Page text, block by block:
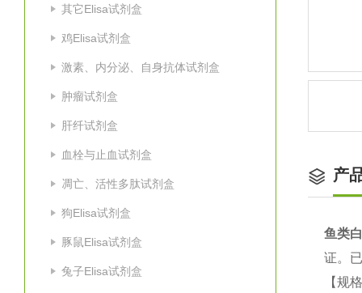
其它Elisa试剂盒
鸡Elisa试剂盒
激素、内分泌、自身抗体试剂盒
肿瘤试剂盒
肝纤试剂盒
血栓与止血试剂盒
凋亡、活性多肽试剂盒
狗Elisa试剂盒
豚鼠Elisa试剂盒
兔子Elisa试剂盒
产
鱼类
证。
【规